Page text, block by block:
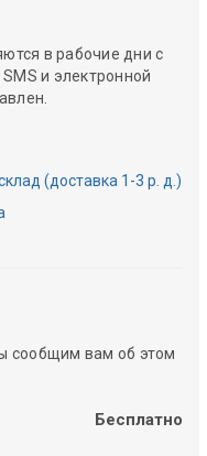
в рабочие дни с
и электронной
(доставка 1-3 р. д.)
сообщим вам об этом
Бесплатно